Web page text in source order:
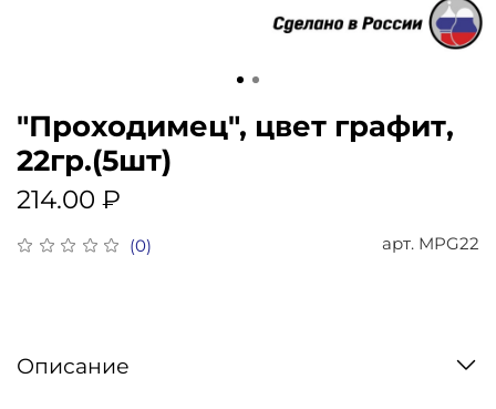
(0) арт. MPG22
"Проходимец", цвет графит,
22гр.(5шт)
214.00 ₽
Описание